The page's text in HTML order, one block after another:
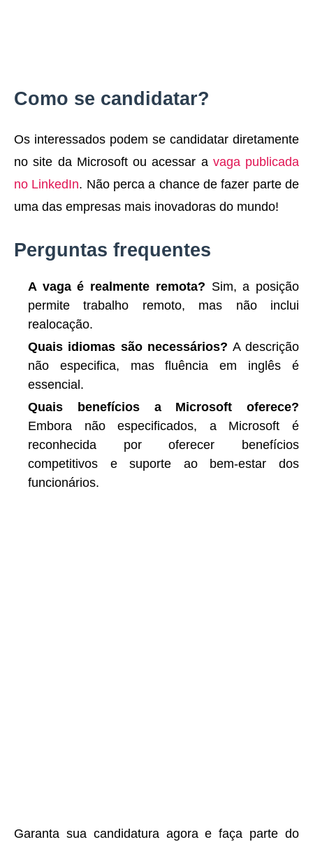
Como se candidatar?
Os interessados podem se candidatar diretamente
no site da Microsoft ou acessar a vaga publicada
no LinkedIn. Não perca a chance de fazer parte de
uma das empresas mais inovadoras do mundo!
Perguntas frequentes
A vaga é realmente remota? Sim, a posição
permite trabalho remoto, mas não inclui
realocação.
Quais idiomas são necessários? A descrição
não especifica, mas fluência em inglês é
essencial.
Quais benefícios a Microsoft oferece?
Embora não especificados, a Microsoft é
reconhecida por oferecer benefícios
competitivos e suporte ao bem-estar dos
funcionários.
Garanta sua candidatura agora e faça parte do